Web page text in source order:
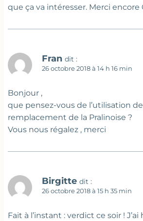
que ça va intéresser. Merci encore
Fran dit :
26 octobre 2018 à 14 h 16 min
Bonjour ,
que pensez-vous de l’utilisation
remplacement de la Pralinoise ?
Vous nous régalez , merci
Birgitte dit :
26 octobre 2018 à 15 h 35 min
Fait à l’instant : verdict ce soir !